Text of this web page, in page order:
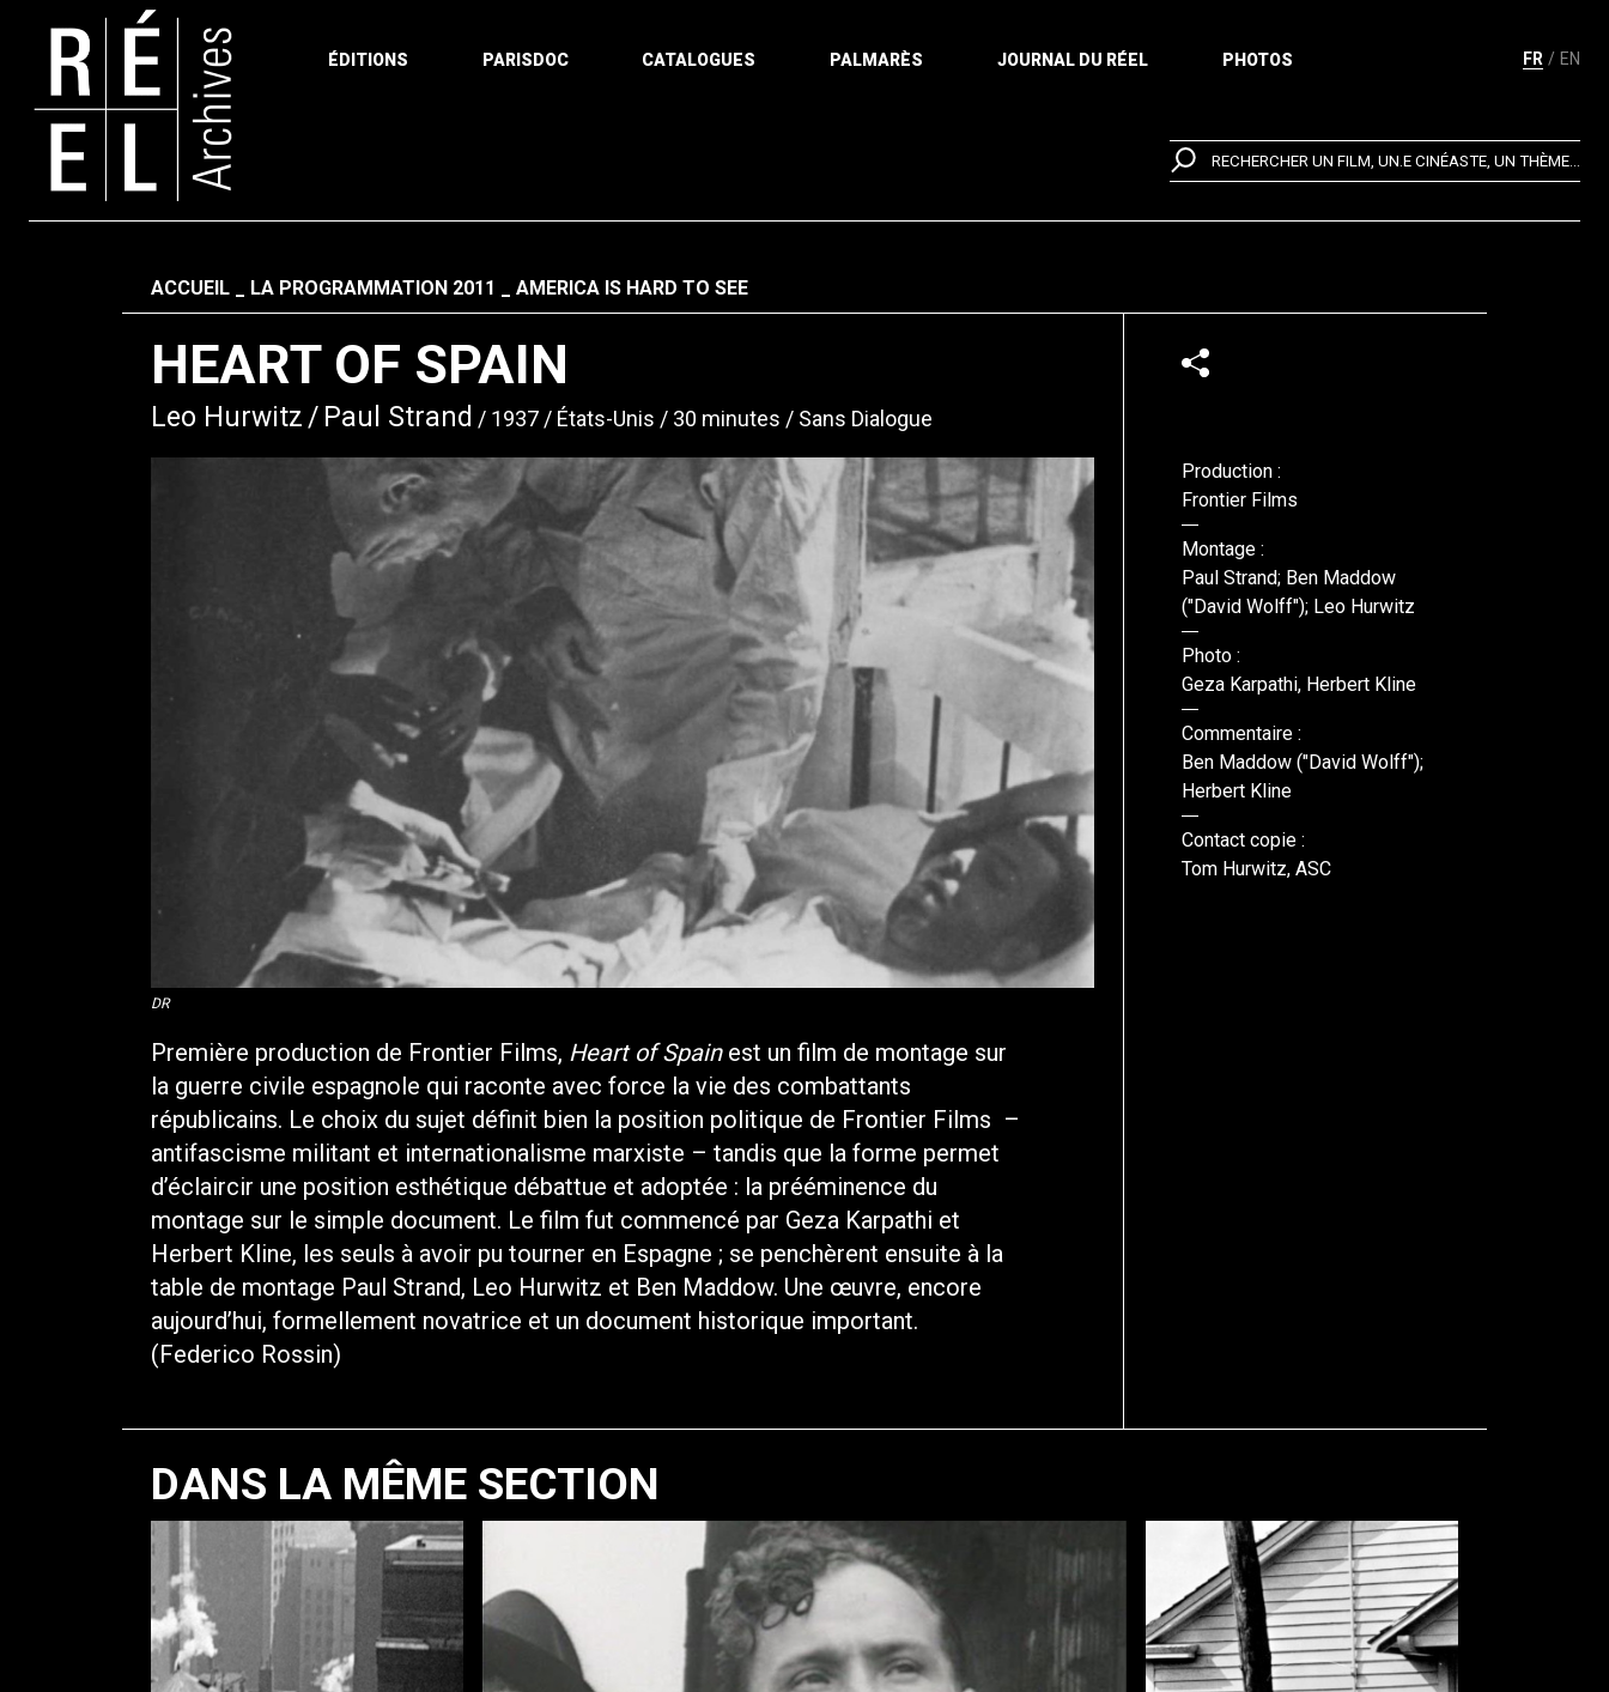
FR EN
ÉDITIONS PARISDOC CATALOGUES PALMARÈS JOURNAL DU RÉEL PHOTOS
RECHERCHER UN FILM, UN.E CINÉASTE, UN THÈME...
Fil d'ariane
ACCUEIL LA PROGRAMMATION 2011 AMERICA IS HARD TO SEE
HEART OF SPAIN
Leo Hurwitz Paul Strand 1937 États-Unis 30 minutes Sans Dialogue
DR
Première production de Frontier Films, Heart of Spainest un film de montage sur
la guerre civile espagnole qui raconte avec force la vie des combattants
républicains. Le choix du sujet définit bien la position politique de Frontier Films –
antifascisme militant et internationalisme marxiste – tandis que la forme permet
d’éclaircir une position esthétique débattue et adoptée : la prééminence du
montage sur le simple document. Le film fut commencé par Geza Karpathi et
Herbert Kline, les seuls à avoir pu tourner en Espagne ; se penchèrent ensuite à la
table de montage Paul Strand, Leo Hurwitz et Ben Maddow. Une œuvre, encore
aujourd’hui, formellement novatrice et un document historique important.
(Federico Rossin)
Production :
Frontier Films
Montage :
Paul Strand; Ben Maddow
("David Wolff"); Leo Hurwitz
Photo :
Geza Karpathi, Herbert Kline
Commentaire :
Ben Maddow ("David Wolff");
Herbert Kline
Contact copie :
Tom Hurwitz, ASC
DANS LA MÊME SECTION